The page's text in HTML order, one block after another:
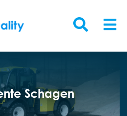
Schagen